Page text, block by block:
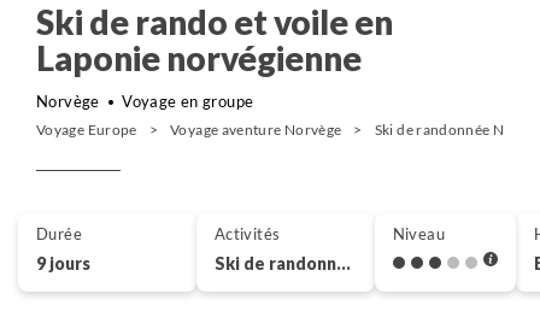
Ski de rando et voile en
Laponie norvégienne
Norvège Voyage en groupe
Voyage Europe Voyage aventure Norvège Ski de randonnée
Durée
9 jours
Activités
Ski de randonnée
Niveau